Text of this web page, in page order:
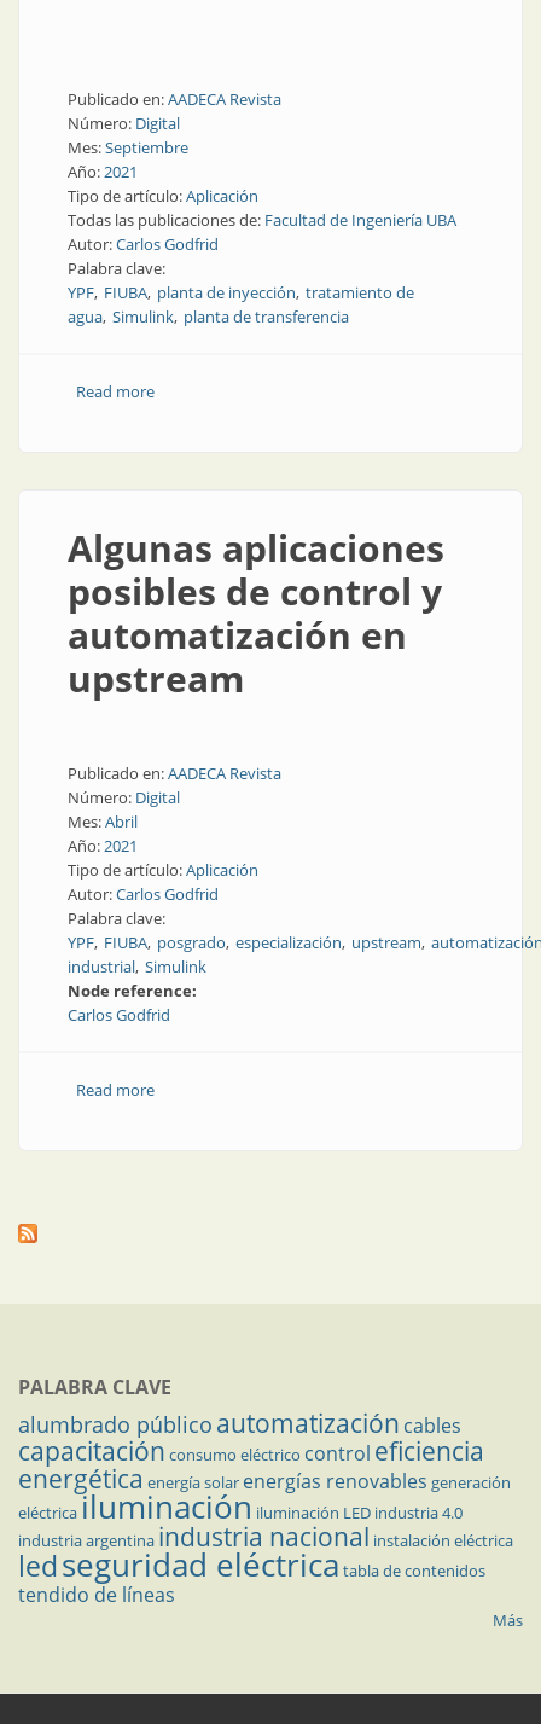
Publicado en:AADECA Revista
Número: Digital
Mes:Septiembre
Año:2021
Tipo de artículo:Aplicación
Todas las publicaciones de: Facultad de Ingeniería UBA
Autor:Carlos Godfrid
Palabra clave:
YPF FIUBA planta de inyección tratamiento de
agua Simulink planta de transferencia
Read moreabout Optimización del automatismo del sistema de
Algunas aplicaciones
posibles de control y
automatización en
upstream
Publicado en:AADECA Revista
Número: Digital
Mes:Abril
Año:2021
Tipo de artículo:Aplicación
Autor:Carlos Godfrid
Palabra clave:
YPF FIUBA posgrado especialización upstream
industrial Simulink
Node reference:
Carlos Godfrid
Read moreabout Algunas aplicaciones posibles de control y
PALABRA CLAVE
alumbrado público automatización cables
capacitación consumo eléctrico control eficiencia
energética energía solar energías renovables generación
eléctricailuminación iluminación LED industria 4.0
industria argentina industria nacional instalación eléctrica
ledseguridad eléctrica tabla de contenidos
tendido de líneas
Más